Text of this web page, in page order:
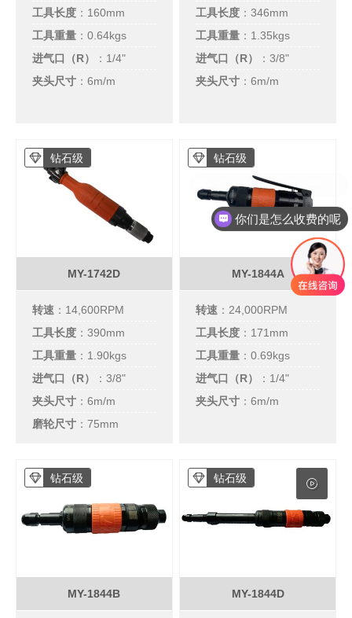
工具长度 ：160mm
工具重量 ：0.64kgs
进气口（R）
： 1/4"
夹头尺寸 ：6m/m
工具长度 ：346mm
工具重量 ：1.35kgs
进气口（R）
：3/8"
夹头尺寸 ：6m/m
MY-1742D
钻石级
转速 ：14,600RPM
工具长度 ：390mm
工具重量 ：1.90kgs
进气口（R）
： 3/8"
夹头尺寸 ：6m/m
磨轮尺寸 ：75mm
MY-1844A
钻石级
转速 ：24,000RPM
工具长度 ：171mm
工具重量 ：0.69kgs
进气口（R）
： 1/4"
夹头尺寸 ：6m/m
MY-1844B
钻石级
MY-1844D
钻石级
你们是怎么收费的呢